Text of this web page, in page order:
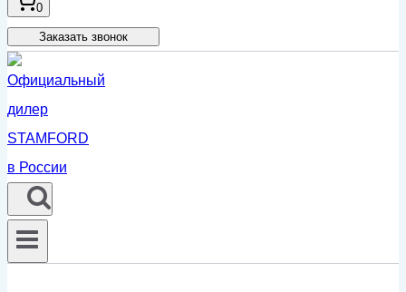
0
Заказать звонок